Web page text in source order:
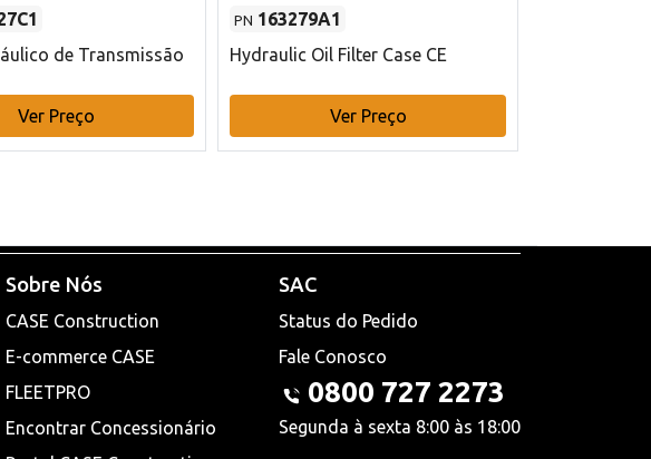
de Transmissão
Ver Preço
PN 163279A1
Hydraulic Oil Filter Case CE
Ver Preço
Sobre Nós
CASE Construction
E-commerce CASE
FLEETPRO
Encontrar Concessionário
SAC
Status do Pedido
Fale Conosco
0800 727 2273
Segunda à sexta 8:00 às 18:00